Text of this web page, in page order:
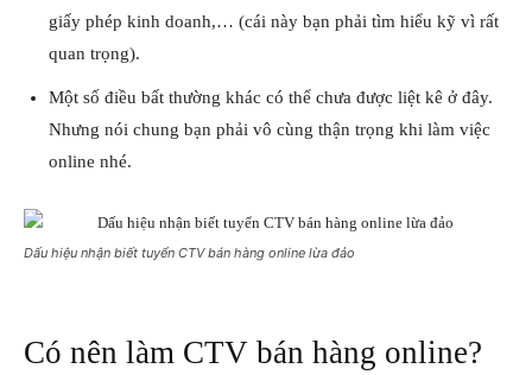
giấy phép kinh doanh,… (cái này bạn phải tìm hiểu kỹ vì rất
quan trọng).
Một số điều bất thường khác có thể chưa được liệt kê ở đây.
Nhưng nói chung bạn phải vô cùng thận trọng khi làm việc
online nhé.
Dấu hiệu nhận biết tuyển CTV bán hàng online lừa đảo
Có nên làm CTV bán hàng online?